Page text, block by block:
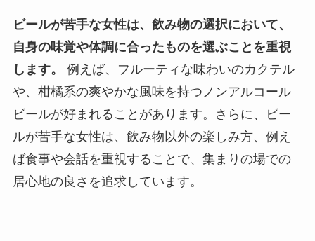
ビールが苦手な女性は、飲み物の選択において、
自身の味覚や体調に合ったものを選ぶことを重視
します。
例えば、フルーティな味わいのカクテル
や、柑橘系の爽やかな風味を持つノンアルコール
ビールが好まれることがあります。さらに、ビー
ルが苦手な女性は、飲み物以外の楽しみ方、例え
ば食事や会話を重視することで、集まりの場での
居心地の良さを追求しています。